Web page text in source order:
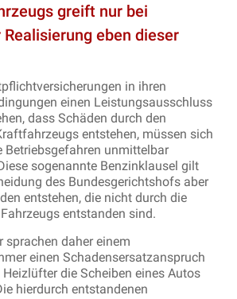
greift nur bei
eben dieser
in ihren
einen Leistungsausschluss
dass Schäden durch den
entstehen, müssen sich
Betriebsgefahren unmittelbar
sogenannte Benzinklausel gilt
des Bundesgerichtshofs aber
entstehen, die nicht durch die
entstanden sind.
sprachen daher einem
einen Schadensersatzanspruch
die Scheiben eines Autos
hierdurch entstandenen